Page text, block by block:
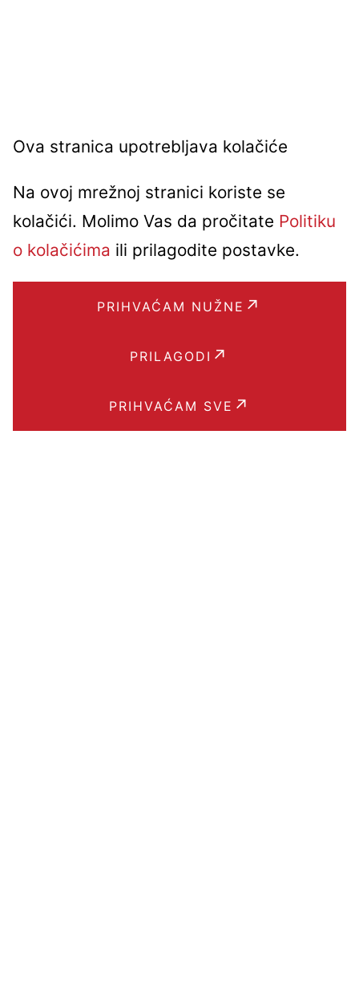
Ova stranica upotrebljava kolačiće
Na ovoj mrežnoj stranici koriste se
kolačići. Molimo Vas da pročitate Politiku
o kolačićima ili prilagodite postavke.
PRIHVAĆAM NUŽNE
PRILAGODI
PRIHVAĆAM SVE